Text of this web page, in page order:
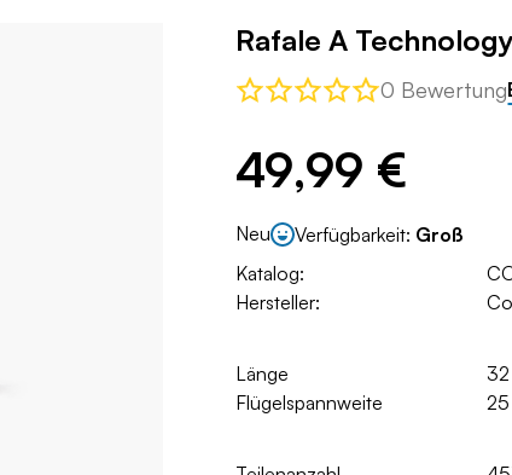
Rafale A
0 Bewertung
49,99 €
Neu Verfügbarkeit: Groß
Katalog:
Hersteller:
Länge
Flügelspannweite